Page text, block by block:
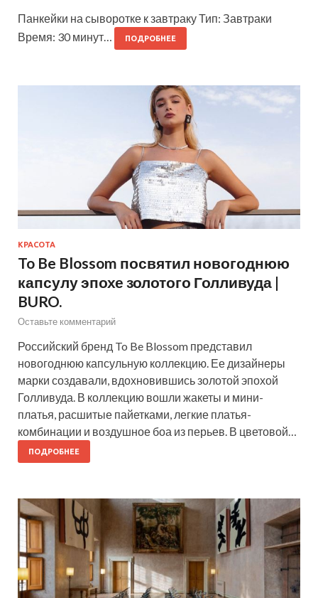
Панкейки на сыворотке к завтраку Тип: Завтраки
Время: 30 минут…
ПОДРОБНЕЕ
КРАСОТА
To Be Blossom посвятил новогоднюю
капсулу эпохе золотого Голливуда |
BURO.
Оставьте комментарий
Российский бренд To Be Blossom представил
новогоднюю капсульную коллекцию. Ее дизайнеры
марки создавали, вдохновившись золотой эпохой
Голливуда. В коллекцию вошли жакеты и мини-
платья, расшитые пайетками, легкие платья-
комбинации и воздушное боа из перьев. В цветовой…
ПОДРОБНЕЕ